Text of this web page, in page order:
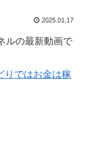
2025.01.17
ルの最新動画で
りではお金は稼